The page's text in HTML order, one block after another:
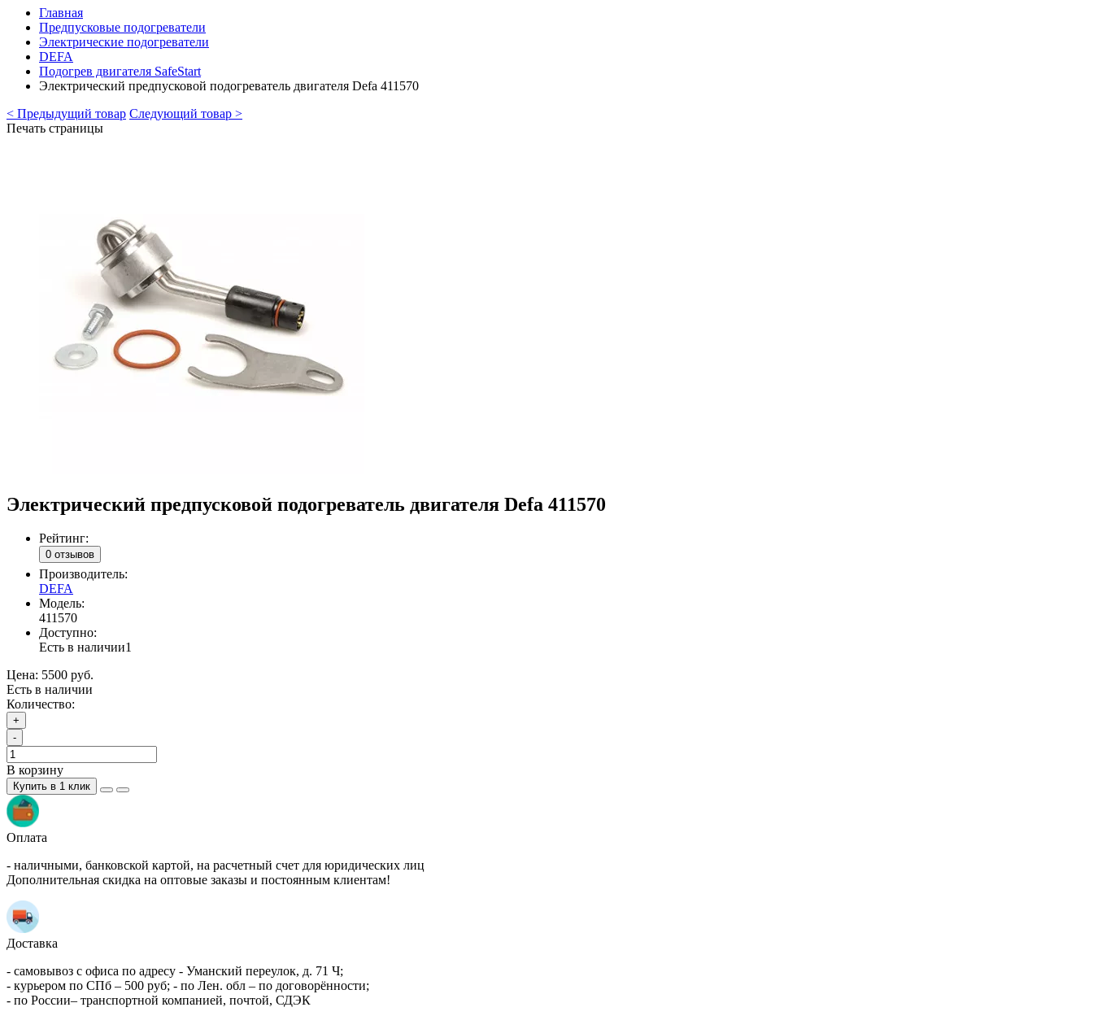
Главная
Предпусковые подогреватели
Электрические подогреватели
DEFA
Подогрев двигателя SafeStart
Электрический предпусковой подогреватель двигателя Defa 411570
< Предыдущий товар Следующий товар >
Печать страницы
Электрический предпусковой подогреватель двигателя Defa 411570
Рейтинг:
0 отзывов
Производитель:
DEFA
Модель:
411570
Доступно:
Есть в наличии1
Цена: 5500 руб.
Есть в наличии
Количество:
+
-
В корзину
Купить в 1 клик
Оплата
- наличными, банковской картой, на расчетный счет для юридических лиц
Дополнительная скидка на оптовые заказы и постоянным клиентам!
Доставка
- самовывоз с офиса по адресу - Уманский переулок, д. 71 Ч;
- курьером по СПб – 500 руб; - по Лен. обл – по договорённости;
- по России– транспортной компанией, почтой, СДЭК